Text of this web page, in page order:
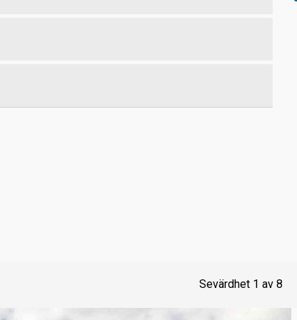
Sevärdhet 1 av 8